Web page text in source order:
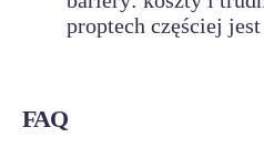
proptech częściej
FAQ